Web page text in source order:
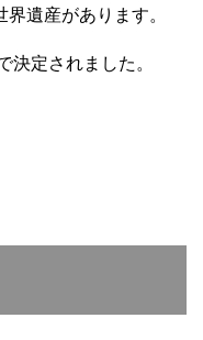
遺産があります。
決定されました。